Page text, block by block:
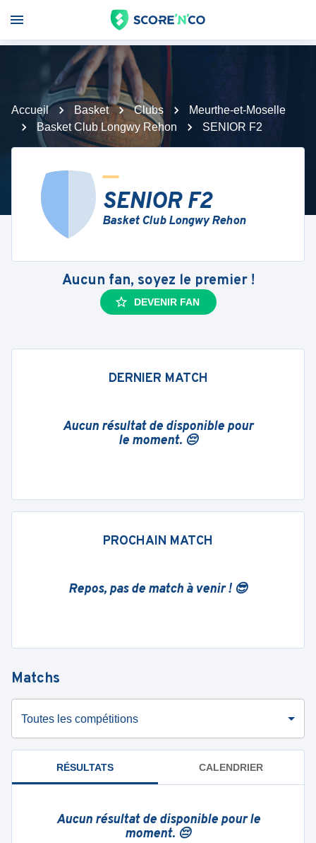
Accueil Basket Clubs
Meurthe-et-Moselle
Basket Club Longwy Rehon
SENIOR F2
SENIOR F2
Basket Club Longwy Rehon
Aucun fan, soyez le premier !
DEVENIR FAN
DERNIER MATCH
Aucun résultat de disponible pour
le moment. 😔
PROCHAIN MATCH
Repos, pas de match à venir ! 😎
Matchs
Toutes les compétitions
RÉSULTATS CALENDRIER
Aucun résultat de disponible pour le
moment. 😔